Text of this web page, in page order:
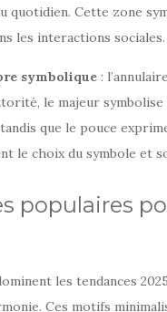
quotidien. Cette zone
les interactions sociales.
symbolique:
le majeur symbolise
que le pouce
le choix du symbole et
populaires
les tendances
Ces motifs